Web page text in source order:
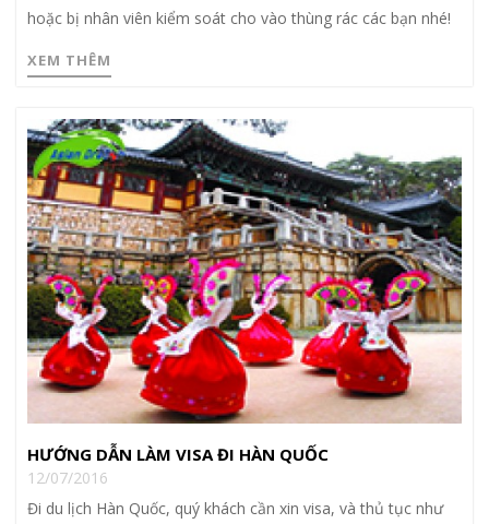
hoặc bị nhân viên kiểm soát cho vào thùng rác các bạn nhé!
XEM THÊM
HƯỚNG DẪN LÀM VISA ĐI HÀN QUỐC
12/07/2016
Đi du lịch Hàn Quốc, quý khách cần xin visa, và thủ tục như